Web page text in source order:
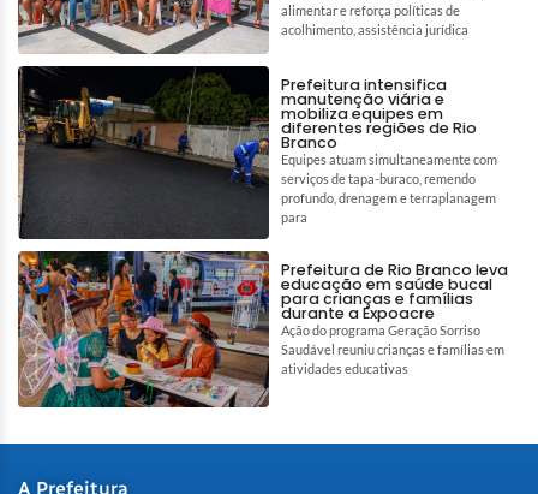
alimentar e reforça políticas de
acolhimento, assistência jurídica
Prefeitura intensifica
manutenção viária e
mobiliza equipes em
diferentes regiões de Rio
Branco
Equipes atuam simultaneamente com
serviços de tapa-buraco, remendo
profundo, drenagem e terraplanagem
para
Prefeitura de Rio Branco leva
educação em saúde bucal
para crianças e famílias
durante a Expoacre
Ação do programa Geração Sorriso
Saudável reuniu crianças e famílias em
atividades educativas
A Prefeitura